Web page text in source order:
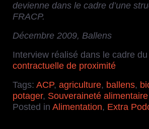
devienne dans le cadre d’une
FRACP.
Décembre 2009, Ballens
Interview réalisé dans le cadre du
contractuelle de proximité
Tags: ACP, agriculture, ballens,
potager, Souveraineté alimentaire
Posted in Alimentation, Extra